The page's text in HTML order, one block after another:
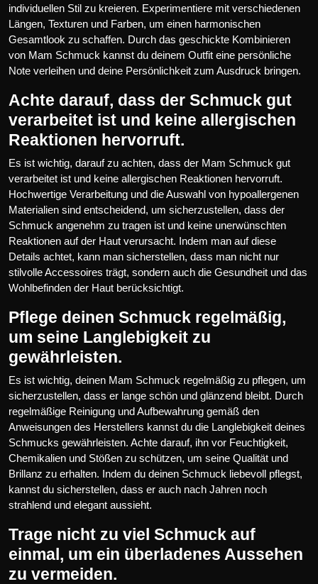
individuellen Stil zu kreieren. Experimentiere mit verschiedenen
Längen, Texturen und Farben, um einen harmonischen
Gesamtlook zu schaffen. Durch das geschickte Kombinieren
von Mam Schmuck kannst du deinem Outfit eine persönliche
Note verleihen und deine Persönlichkeit zum Ausdruck bringen.
Achte darauf, dass der Schmuck gut
verarbeitet ist und keine allergischen
Reaktionen hervorruft.
Es ist wichtig, darauf zu achten, dass der Mam Schmuck gut
verarbeitet ist und keine allergischen Reaktionen hervorruft.
Hochwertige Verarbeitung und die Auswahl von hypoallergenen
Materialien sind entscheidend, um sicherzustellen, dass der
Schmuck angenehm zu tragen ist und keine unerwünschten
Reaktionen auf der Haut verursacht. Indem man auf diese
Details achtet, kann man sicherstellen, dass man nicht nur
stilvolle Accessoires trägt, sondern auch die Gesundheit und das
Wohlbefinden der Haut berücksichtigt.
Pflege deinen Schmuck regelmäßig,
um seine Langlebigkeit zu
gewährleisten.
Es ist wichtig, deinen Mam Schmuck regelmäßig zu pflegen, um
sicherzustellen, dass er lange schön und glänzend bleibt. Durch
regelmäßige Reinigung und Aufbewahrung gemäß den
Anweisungen des Herstellers kannst du die Langlebigkeit deines
Schmucks gewährleisten. Achte darauf, ihn vor Feuchtigkeit,
Chemikalien und Stößen zu schützen, um seine Qualität und
Brillanz zu erhalten. Indem du deinen Schmuck liebevoll pflegst,
kannst du sicherstellen, dass er auch nach Jahren noch
strahlend und elegant aussieht.
Trage nicht zu viel Schmuck auf
einmal, um ein überladenes Aussehen
zu vermeiden.